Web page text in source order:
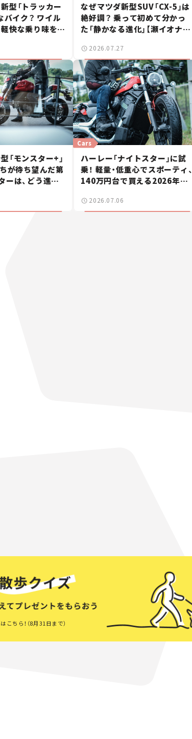
型「トラッカー
バイク？ ワイル
快な乗り味を両
】
なぜマツダ新型SUV「CX-5」は
絶好調？ 乗って初めて分かっ
た「静かなる進化」【瀬イオナの
2026.07.27
「モンスター+」
が待ち望んだ第
ーは、どう進化
Cars
ハーレー「ナイトスター」に試
乗！ 軽量・低重心でスポーティ、
140万円台で買える2026年モ
ュー】
2026.07.06
こちら！（8月31日まで）